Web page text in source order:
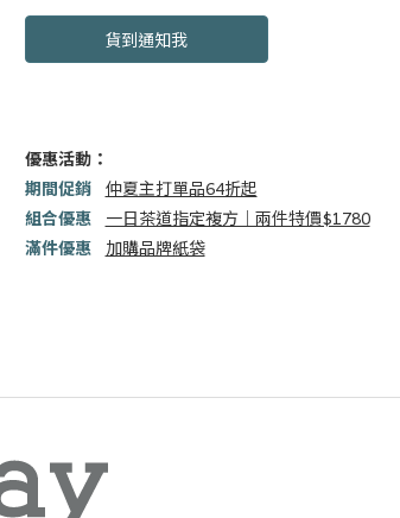
貨到通知我
優惠活動：
期間促銷 仲夏主打單品64折起
組合優惠
一日茶道指定複方｜兩件特價$1780
滿件優惠
加購品牌紙袋